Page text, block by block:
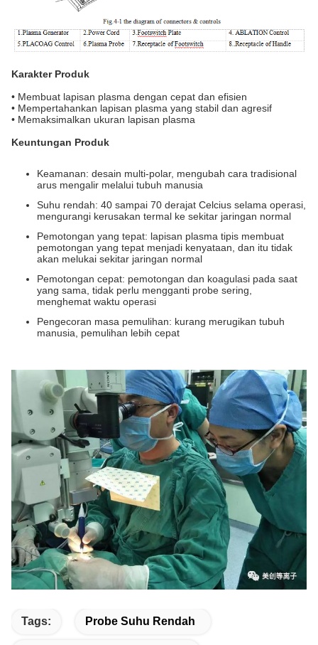
Karakter Produk
• Membuat lapisan plasma dengan cepat dan efisien
• Mempertahankan lapisan plasma yang stabil dan agresif
• Memaksimalkan ukuran lapisan plasma
Keuntungan Produk
Keamanan: desain multi-polar, mengubah cara tradisional
arus mengalir melalui tubuh manusia
Suhu rendah: 40 sampai 70 derajat Celcius selama operasi,
mengurangi kerusakan termal ke sekitar jaringan normal
Pemotongan yang tepat: lapisan plasma tipis membuat
pemotongan yang tepat menjadi kenyataan, dan itu tidak
akan melukai sekitar jaringan normal
Pemotongan cepat: pemotongan dan koagulasi pada saat
yang sama, tidak perlu mengganti probe sering,
menghemat waktu operasi
Pengecoran masa pemulihan: kurang merugikan tubuh
manusia, pemulihan lebih cepat
Tags: Probe Suhu Rendah